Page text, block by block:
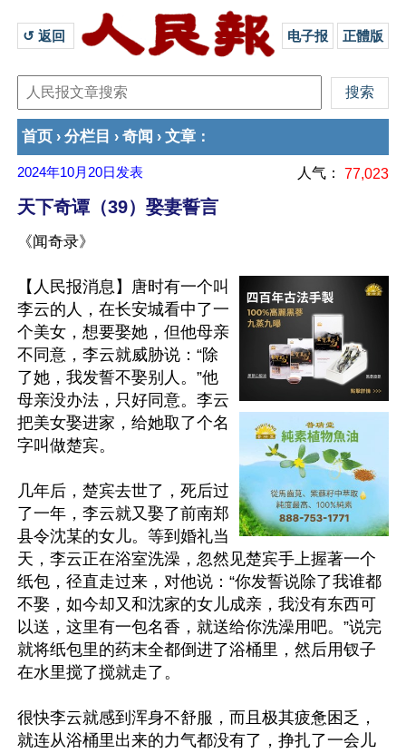
↺ 返回 电子报 正體版
首页 › 分栏目 › 奇闻 › 文章 ：
2024年10月20日 发表 人气： 77,023
天下奇谭（39）娶妻誓言
《闻奇录》
【人民报消息】唐时有一个叫
李云的人，在长安城看中了一
个美女，想要娶她，但他母亲
不同意，李云就威胁说：“除
了她，我发誓不娶别人。”他
母亲没办法，只好同意。李云
把美女娶进家，给她取了个名
字叫做楚宾。
几年后，楚宾去世了，死后过
了一年，李云就又娶了前南郑
县令沈某的女儿。等到婚礼当
天，李云正在浴室洗澡，忽然见楚宾手上握著一个
纸包，径直走过来，对他说：“你发誓说除了我谁都
不娶，如今却又和沈家的女儿成亲，我没有东西可
以送，这里有一包名香，就送给你洗澡用吧。”说完
就将纸包里的药末全都倒进了浴桶里，然后用钗子
在水里搅了搅就走了。
很快李云就感到浑身不舒服，而且极其疲惫困乏，
就连从浴桶里出来的力气都没有了，挣扎了一会儿